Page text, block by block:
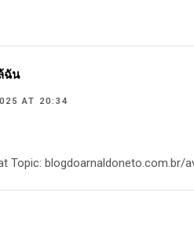
ฉัน
AT 20:34
Topic: